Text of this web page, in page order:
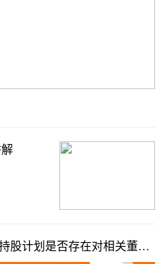
股计划是否存在对相关董监